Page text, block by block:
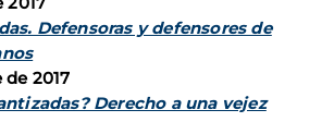
Defensoras y defensores de
2017
Derecho a una vejez